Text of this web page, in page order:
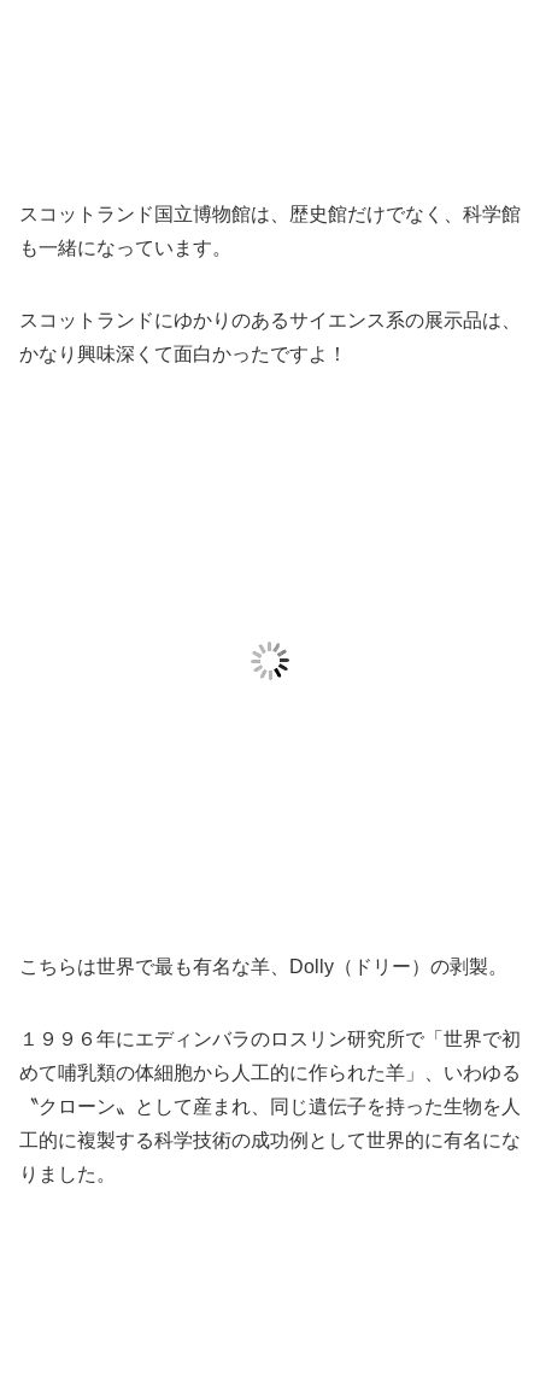
スコットランド国立博物館は、歴史館だけでなく、科学館
も一緒になっています。
スコットランドにゆかりのあるサイエンス系の展示品は、
かなり興味深くて面白かったですよ！
こちらは世界で最も有名な羊、Dolly（ドリー）の剥製。
１９９６年にエディンバラのロスリン研究所で「世界で初
めて哺乳類の体細胞から人工的に作られた羊」、いわゆる
〝クローン〟として産まれ、同じ遺伝子を持った生物を人
工的に複製する科学技術の成功例として世界的に有名にな
りました。